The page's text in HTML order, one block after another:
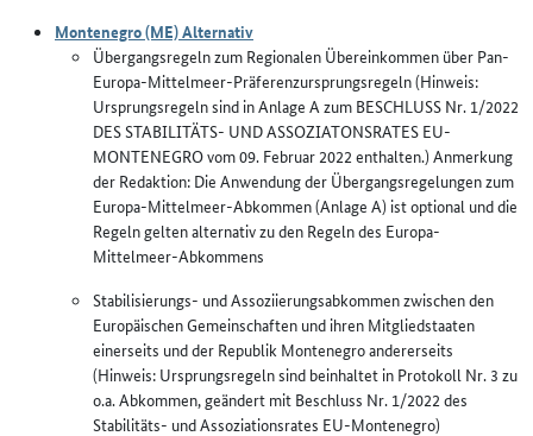
Montenegro (ME) Alternativ
Übergangsregeln zum Regionalen Übereinkommen über Pan-
Europa-Mittelmeer-Präferenzursprungsregeln (Hinweis:
Ursprungsregeln sind in Anlage A zum BESCHLUSS Nr. 1/2022
DES STABILITÄTS- UND ASSOZIATONSRATES EU-
MONTENEGRO vom 09. Februar 2022 enthalten.) Anmerkung
der Redaktion: Die Anwendung der Übergangsregelungen zum
Europa-Mittelmeer-Abkommen (Anlage A) ist optional und die
Regeln gelten alternativ zu den Regeln des Europa-
Mittelmeer-Abkommens
Stabilisierungs- und Assoziierungsabkommen zwischen den
Europäischen Gemeinschaften und ihren Mitgliedstaaten
einerseits und der Republik Montenegro andererseits
(Hinweis: Ursprungsregeln sind beinhaltet in Protokoll Nr. 3 zu
o.a. Abkommen, geändert mit Beschluss Nr. 1/2022 des
Stabilitäts- und Assoziationsrates EU-Montenegro)